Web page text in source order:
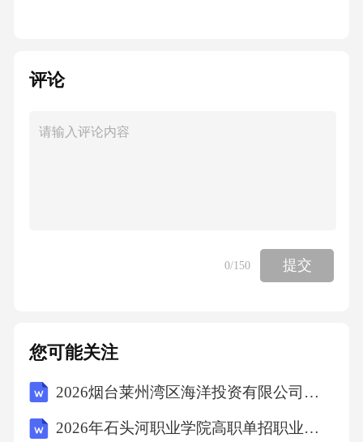
评论
0/150 提交
您可能关注
2026烟台莱州湾区海洋投资有限公司所属子公司招聘（5人）考试模拟试题及答案详解
2026年石头河职业学院高职单招职业适应性测试考试题库【考点提分】附答案详解